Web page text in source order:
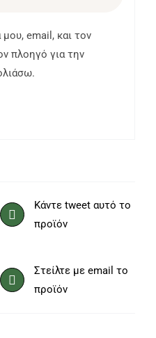
email, και τον
πλοηγό για την
Κάντε tweet αυτό το
προϊόν
Στείλτε με email το
προϊόν